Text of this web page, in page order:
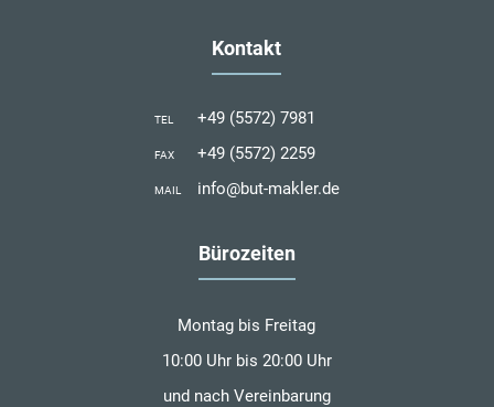
Kontakt
TEL +49 (5572) 7981
FAX +49 (5572) 2259
MAIL info@but-makler.de
Bürozeiten
Montag bis Freitag
10:00 Uhr bis 20:00 Uhr
und nach Vereinbarung